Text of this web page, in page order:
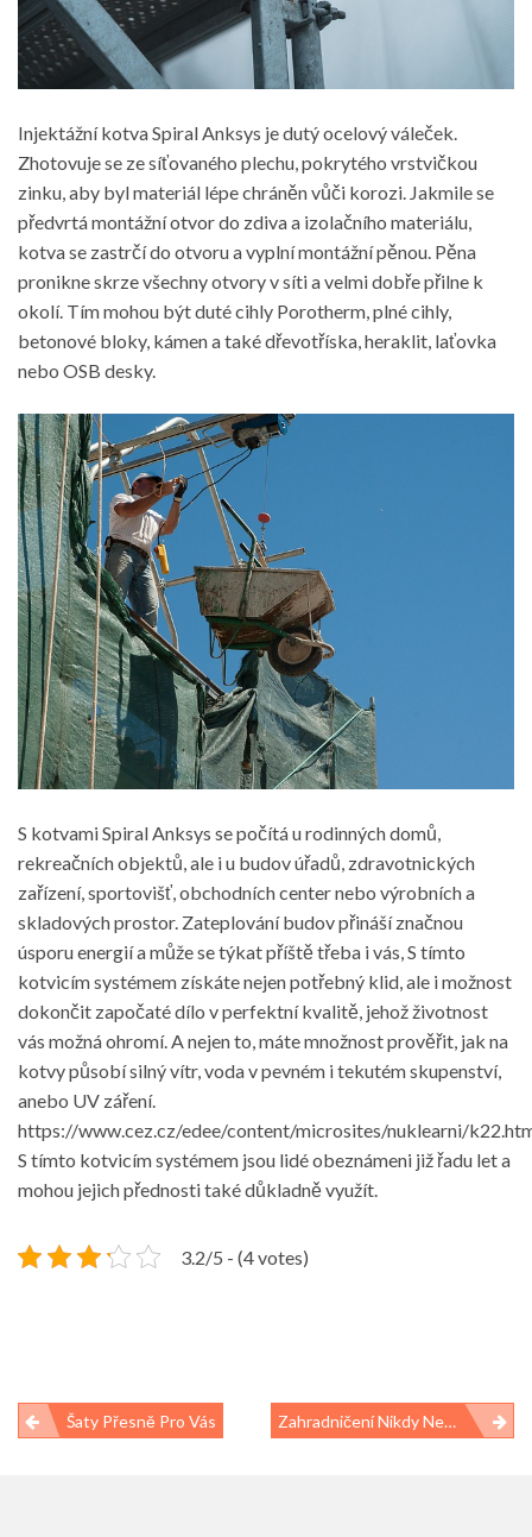
Injektážní kotva Spiral Anksys je dutý ocelový váleček.
Zhotovuje se ze síťovaného plechu, pokrytého vrstvičkou
zinku, aby byl materiál lépe chráněn vůči korozi. Jakmile se
předvrtá montážní otvor do zdiva a izolačního materiálu,
kotva se zastrčí do otvoru a vyplní montážní pěnou. Pěna
pronikne skrze všechny otvory v síti a velmi dobře přilne k
okolí. Tím mohou být duté cihly Porotherm, plné cihly,
betonové bloky, kámen a také dřevotříska, heraklit, laťovka
nebo OSB desky.
S kotvami Spiral Anksys se počítá u rodinných domů,
rekreačních objektů, ale i u budov úřadů, zdravotnických
zařízení, sportovišť, obchodních center nebo výrobních a
skladových prostor. Zateplování budov přináší značnou
úsporu energií a může se týkat příště třeba i vás, S tímto
kotvicím systémem získáte nejen potřebný klid, ale i možnost
dokončit započaté dílo v perfektní kvalitě, jehož životnost
vás možná ohromí. A nejen to, máte množnost prověřit, jak na
kotvy působí silný vítr, voda v pevném i tekutém skupenství,
anebo UV záření.
https://www.cez.cz/edee/content/microsites/nuklearni/
S tímto kotvicím systémem jsou lidé obeznámeni již řadu let a
mohou jejich přednosti také důkladně využít.
3.2/5 - (4 votes)
Navigace
Šaty Přesně Pro Vás Zahradničení Nikdy Nebylo Jednodušší